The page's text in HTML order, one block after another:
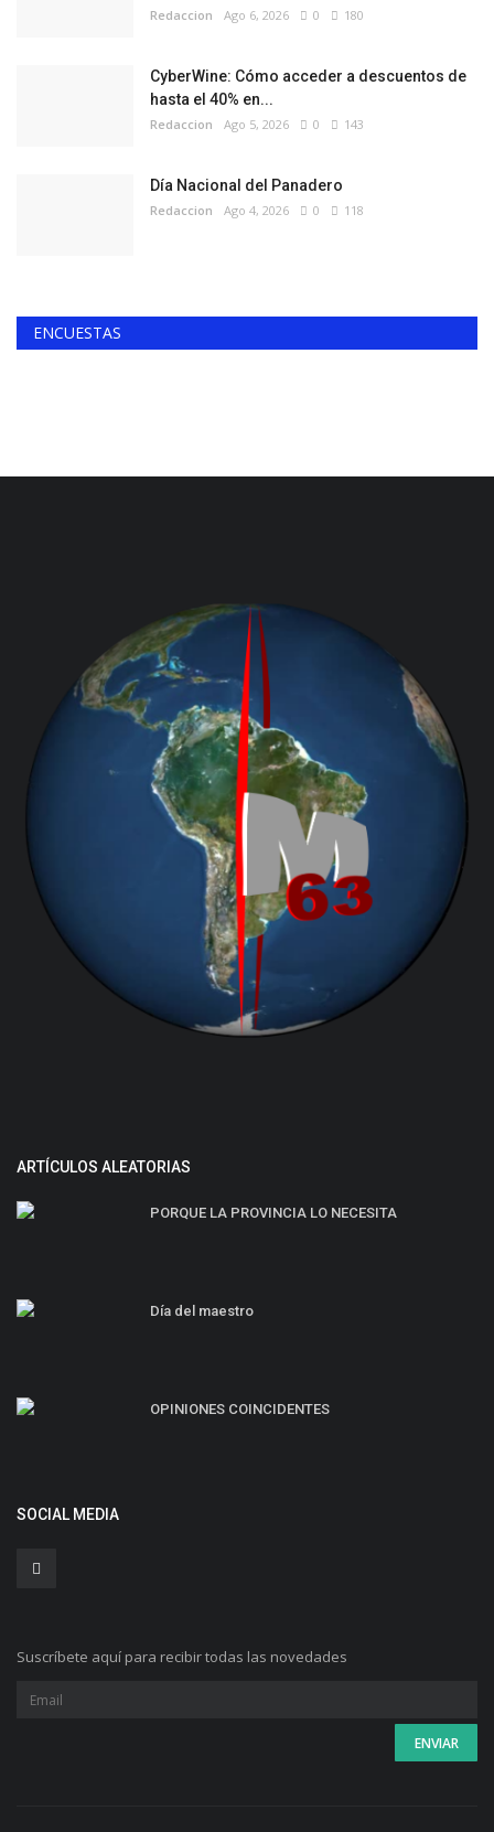
Redaccion Ago 6, 2026 0 180
CyberWine: Cómo acceder a descuentos de
hasta el 40% en...
Redaccion Ago 5, 2026 0 143
Día Nacional del Panadero
Redaccion Ago 4, 2026 0 118
ENCUESTAS
ARTÍCULOS ALEATORIAS
PORQUE LA PROVINCIA LO NECESITA
Día del maestro
OPINIONES COINCIDENTES
SOCIAL MEDIA
Suscríbete aquí para recibir todas las novedades